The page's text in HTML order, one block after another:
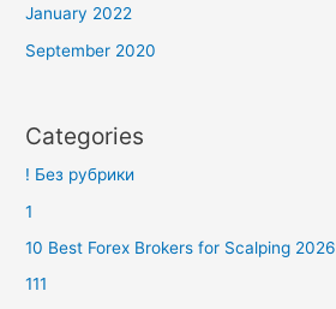
January 2022
September 2020
Categories
! Без рубрики
1
10 Best Forex Brokers for Scalping 2026
111